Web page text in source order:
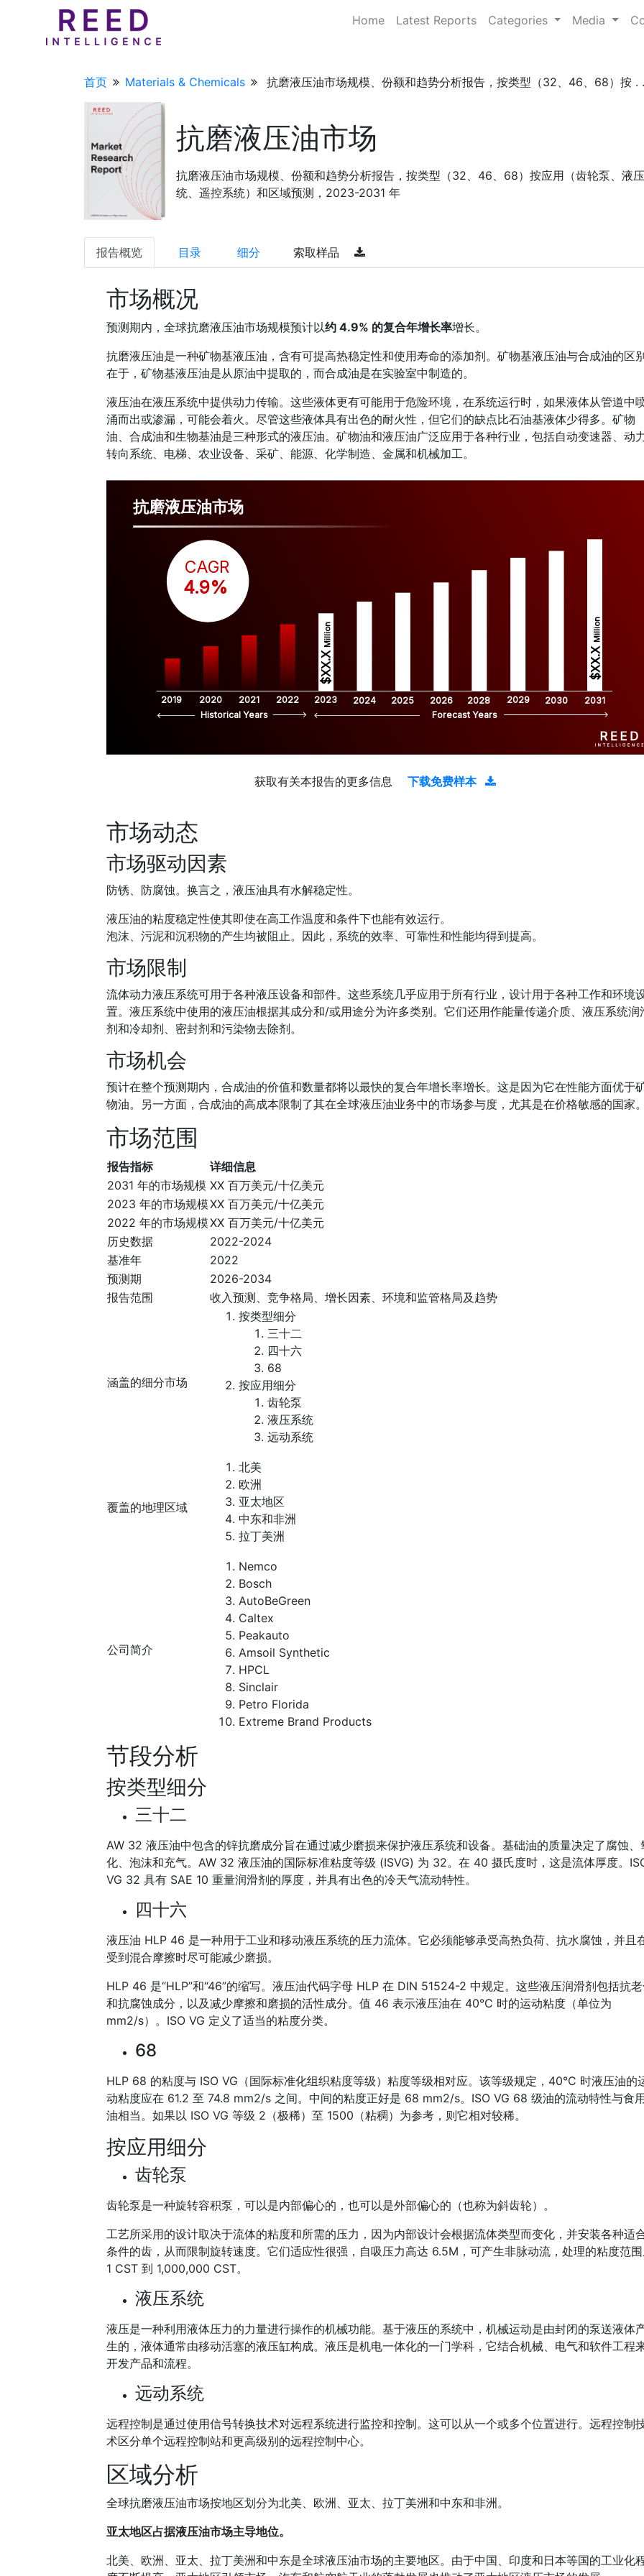
Home Latest Reports Categories Media
首页 Materials & Chemicals 抗磨液压油市场规模、份额和趋势分析报告，按类型（32、46、68）按 .
抗磨液压油市场
抗磨液压油市场规模、份额和趋势分析报告，按类型（32、46、68）按应用（齿轮泵、液
统、遥控系统）和区域预测，2023-2031 年
报告概览 目录 细分 索取样品
市场概况
预测期内，全球抗磨液压油市场规模预计以约 4.9% 的复合年增长率增长。
抗磨液压油是一种矿物基液压油，含有可提高热稳定性和使用寿命的添加剂。矿物基液压油与合成油的区
在于，矿物基液压油是从原油中提取的，而合成油是在实验室中制造的。
液压油在液压系统中提供动力传输。这些液体更有可能用于危险环境，在系统运行时，如果液体从管道中
涌而出或渗漏，可能会着火。尽管这些液体具有出色的耐火性，但它们的缺点比石油基液体少得多。矿物
油、合成油和生物基油是三种形式的液压油。矿物油和液压油广泛应用于各种行业，包括自动变速器、动
转向系统、电梯、农业设备、采矿、能源、化学制造、金属和机械加工。
抗磨液压油市场
2019 2020 2021 2022 2023 2024 2025 2026 2028 2029 2030 2031
$XX.X
Million
$XX.X
Million
CAGR
4.9%
Historical Years Forecast Years
获取有关本报告的更多信息 下载免费样本
市场动态
市场驱动因素
防锈、防腐蚀。换言之，液压油具有水解稳定性。
液压油的粘度稳定性使其即使在高工作温度和条件下也能有效运行。
泡沫、污泥和沉积物的产生均被阻止。因此，系统的效率、可靠性和性能均得到提高。
市场限制
流体动力液压系统可用于各种液压设备和部件。这些系统几乎应用于所有行业，设计用于各种工作和环境
置。液压系统中使用的液压油根据其成分和/或用途分为许多类别。它们还用作能量传递介质、液压系统润
剂和冷却剂、密封剂和污染物去除剂。
市场机会
预计在整个预测期内，合成油的价值和数量都将以最快的复合年增长率增长。这是因为它在性能方面优于
物油。另一方面，合成油的高成本限制了其在全球液压油业务中的市场参与度，尤其是在价格敏感的国家
市场范围
报告指标
详细信息
2031 年的市场规模 XX 百万美元/十亿美元
2023 年的市场规模XX 百万美元/十亿美元
2022 年的市场规模XX 百万美元/十亿美元
历史数据
2022-2024
基准年
2022
预测期
2026-2034
报告范围
收入预测、竞争格局、增长因素、环境和监管格局及趋势
涵盖的细分市场
按类型细分
三十二
四十六
68
按应用细分
齿轮泵
液压系统
远动系统
覆盖的地理区域
北美
欧洲
亚太地区
中东和非洲
拉丁美洲
公司简介
Nemco
Bosch
AutoBeGreen
Caltex
Peakauto
Amsoil Synthetic
HPCL
Sinclair
Petro Florida
Extreme Brand Products
节段分析
按类型细分
三十二
AW 32 液压油中包含的锌抗磨成分旨在通过减少磨损来保护液压系统和设备。基础油的质量决定了腐蚀、
化、泡沫和充气。AW 32 液压油的国际标准粘度等级 (ISVG) 为 32。在 40 摄氏度时，这是流体厚度。
VG 32 具有 SAE 10 重量润滑剂的厚度，并具有出色的冷天气流动特性。
四十六
液压油 HLP 46 是一种用于工业和移动液压系统的压力流体。它必须能够承受高热负荷、抗水腐蚀，并且
受到混合摩擦时尽可能减少磨损。
HLP 46 是“HLP”和“46”的缩写。液压油代码字母 HLP 在 DIN 51524-2 中规定。这些液压润滑剂包括抗
和抗腐蚀成分，以及减少摩擦和磨损的活性成分。值 46 表示液压油在 40°C 时的运动粘度（单位为
mm2/s）。ISO VG 定义了适当的粘度分类。
68
HLP 68 的粘度与 ISO VG（国际标准化组织粘度等级）粘度等级相对应。该等级规定，40°C 时液压油的
动粘度应在 61.2 至 74.8 mm2/s 之间。中间的粘度正好是 68 mm2/s。ISO VG 68 级油的流动特性与食
油相当。如果以 ISO VG 等级 2（极稀）至 1500（粘稠）为参考，则它相对较稀。
按应用细分
齿轮泵
齿轮泵是一种旋转容积泵，可以是内部偏心的，也可以是外部偏心的（也称为斜齿轮）。
工艺所采用的设计取决于流体的粘度和所需的压力，因为内部设计会根据流体类型而变化，并安装各种适
条件的齿，从而限制旋转速度。它们适应性很强，自吸压力高达 6.5M，可产生非脉动流，处理的粘度范
1 CST 到 1,000,000 CST。
液压系统
液压是一种利用液体压力的力量进行操作的机械功能。基于液压的系统中，机械运动是由封闭的泵送液体
生的，液体通常由移动活塞的液压缸构成。液压是机电一体化的一门学科，它结合机械、电气和软件工程
开发产品和流程。
远动系统
远程控制是通过使用信号转换技术对远程系统进行监控和控制。这可以从一个或多个位置进行。远程控制
术区分单个远程控制站和更高级别的远程控制中心。
区域分析
全球抗磨液压油市场按地区划分为北美、欧洲、亚太、拉丁美洲和中东和非洲。
亚太地区占据液压油市场主导地位。
北美、欧洲、亚太、拉丁美洲和中东是全球液压油市场的主要地区。由于中国、印度和日本等国的工业化